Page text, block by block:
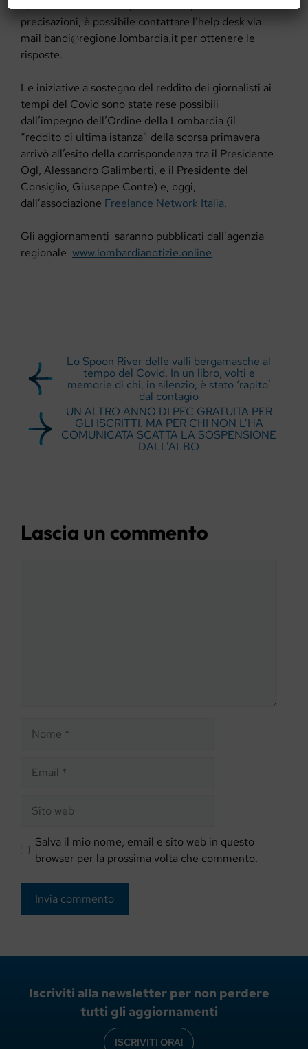
precisazioni, è possibile contattare l’help desk via
mail bandi@regione.lombardia.it per ottenere le
risposte.
Le iniziative a sostegno del reddito dei giornalisti ai
tempi del Covid sono state rese possibili
dall’impegno dell’Ordine della Lombardia (il
“reddito di ultima istanza” della scorsa primavera
arrivò all’esito della corrispondenza tra il Presidente
Ogl, Alessandro Galimberti, e il Presidente del
Consiglio, Giuseppe Conte) e, oggi,
dall’associazione Freelance Network Italia.
Gli aggiornamenti saranno pubblicati dall’agenzia
regionale www.lombardianotizie.online
Lo Spoon River delle valli bergamasche al
tempo del Covid. In un libro, volti e
memorie di chi, in silenzio, è stato ‘rapito’
dal contagio
UN ALTRO ANNO DI PEC GRATUITA PER
GLI ISCRITTI. MA PER CHI NON L’HA
COMUNICATA SCATTA LA SOSPENSIONE
DALL’ALBO
Lascia un commento
web
Salva il mio nome, email e sito web in questo
browser per la prossima volta che commento.
Iscriviti alla newsletter per non perdere
tutti gli aggiornamenti
ISCRIVITI ORA!